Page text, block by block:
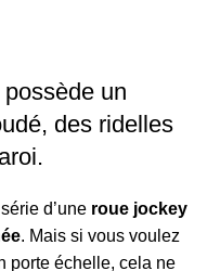
un
des ridelles
d’une roue jockey
. Mais si vous voulez
porte échelle, cela ne